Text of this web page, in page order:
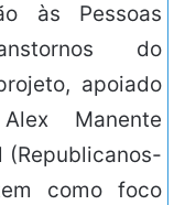
às Pessoas
do
apoiado
Manente
(Republicanos-
como foco